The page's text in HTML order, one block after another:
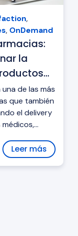
,
, OnDemand
la
de las más
que también
el delivery
rápidas
Leer más